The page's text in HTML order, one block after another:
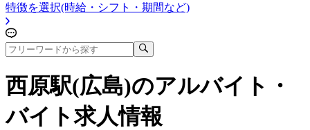
特徴を選択(時給・シフト・期間など)
西原駅(広島)のアルバイト・
バイト求人情報